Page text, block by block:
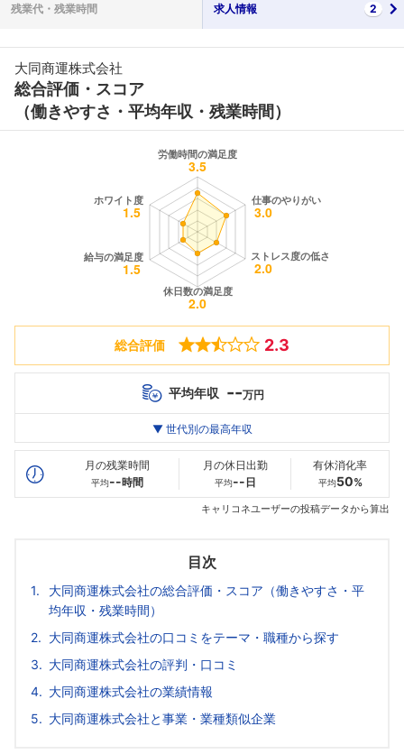
残業代・ 残業時間 求人情報 2
大同商運株式会社
総合評価・スコア
（働きやすさ・平均年収・残業時間）
総合評価 2.3
平均年収 --万円
最高年収
20代
--万
30代
--万
--万
▼ 世代別の最高年収
月の残業時間
平均--時間
月の休日出勤
平均-- 日
有休消化率
平均50%
キャリコネユーザーの投稿データから算出
目次
大同商運株式会社の総合評価・スコア（働きやすさ・平
均年収・残業時間）
大同商運株式会社の口コミをテーマ・職種から探す
大同商運株式会社の評判・口コミ
大同商運株式会社の業績情報
大同商運株式会社と事業・業種類似企業